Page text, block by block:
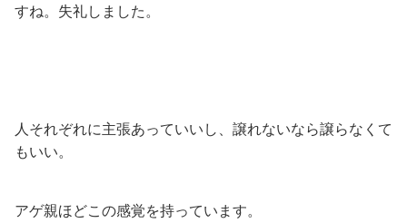
すね。失礼しました。
人それぞれに主張あっていいし、譲れないなら譲らなくて
もいい。
アゲ親ほどこの感覚を持っています。